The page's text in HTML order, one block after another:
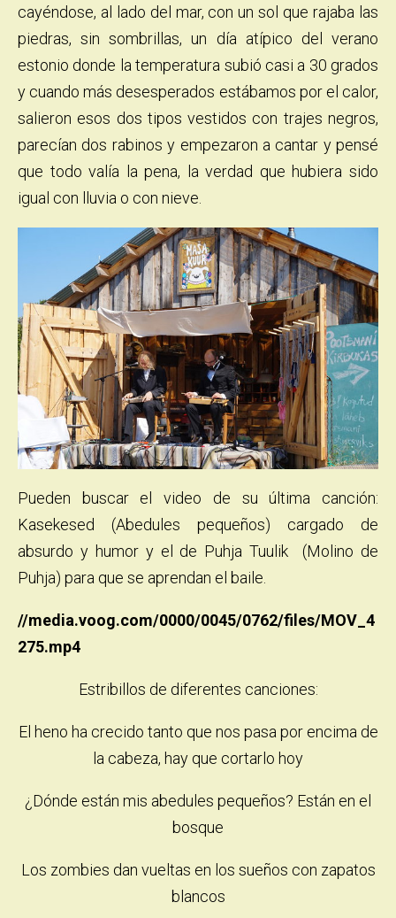
cayéndose, al lado del mar, con un sol que rajaba las
piedras, sin sombrillas, un día atípico del verano
estonio donde la temperatura subió casi a 30 grados
y cuando más desesperados estábamos por el calor,
salieron esos dos tipos vestidos con trajes negros,
parecían dos rabinos y empezaron a cantar y pensé
que todo valía la pena, la verdad que hubiera sido
igual con lluvia o con nieve.
Pueden buscar el video de su última canción:
Kasekesed (Abedules pequeños) cargado de
absurdo y humor y el de Puhja Tuulik (Molino de
Puhja) para que se aprendan el baile.
//media.voog.com/0000/0045/0762/files/MOV_4
275.mp4
Estribillos de diferentes canciones:
El heno ha crecido tanto que nos pasa por encima de
la cabeza, hay que cortarlo hoy
¿Dónde están mis abedules pequeños? Están en el
bosque
Los zombies dan vueltas en los sueños con zapatos
blancos